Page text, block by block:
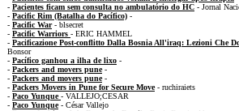
- Pacientes ficam sem consulta no ambulatório do HC - Jornal
- Pacific Rim (Batalha do Pacífico) -
- Pacific War- blsecret
- Pacific Warriors - ERIC HAMMEL
- Pacificazione Post-conflitto Dalla Bosnia All'iraq: Lezioni Che
Bonsor
- Pacífico ganhou a ilha de lixo -
- Packers and movers pune-
- Packers and movers pune-
- Packers Movers in Pune for Secure Move- ruchiraiets
- Paco Yunque- VALLEJO;CESAR
- Paco Yunque- César Vallejo